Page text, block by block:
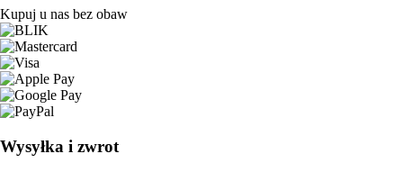
Kupuj u nas bez obaw
Wysyłka i zwrot